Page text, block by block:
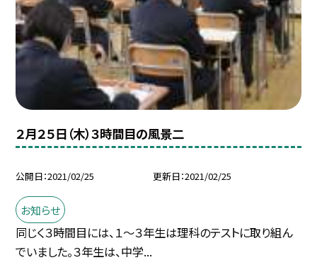
２月２５日（木）３時間目の風景二
公開日 2021/02/25 更新日 2021/02/25
お知らせ
同じく３時間目には、１〜３年生は理科のテストに取り組ん
でいました。３年生は、中学...